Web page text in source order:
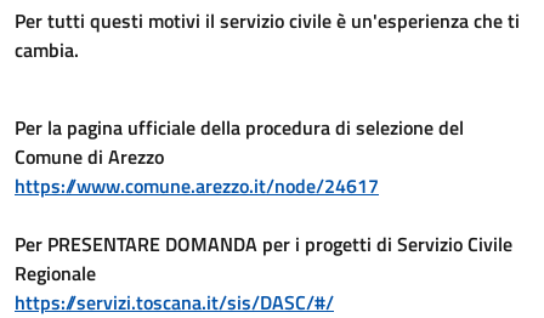
Per tutti questi motivi il servizio civile è un'esperienza che ti
cambia.
Per la pagina ufficiale della procedura di selezione del
Comune di Arezzo
https://www.comune.arezzo.it/node/24617
Per PRESENTARE DOMANDA per i progetti di Servizio Civile
Regionale
https://servizi.toscana.it/sis/DASC/#/